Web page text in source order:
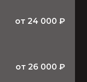
от 24 000 ₽
от 26 000 ₽